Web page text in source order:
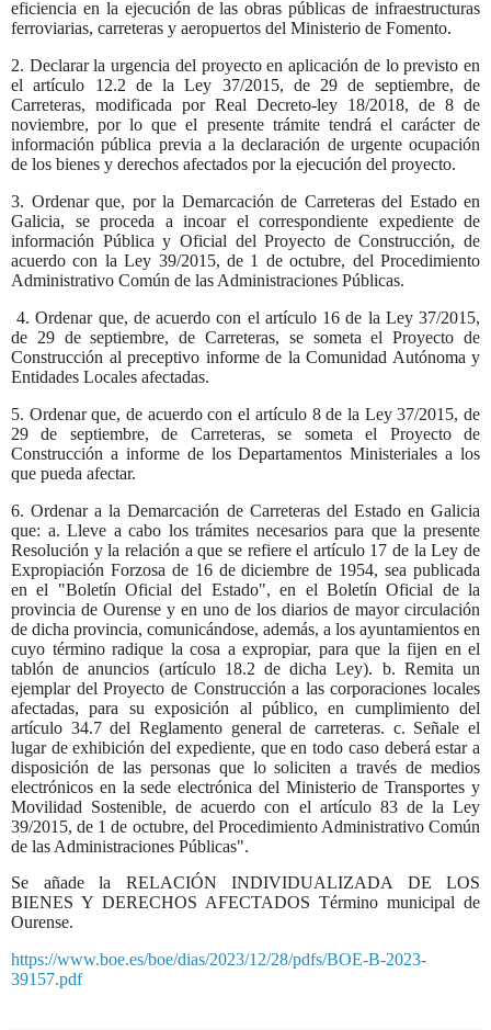
eficiencia en la ejecución de las obras públicas de infraestructuras
ferroviarias, carreteras y aeropuertos del Ministerio de Fomento.
2. Declarar la urgencia del proyecto en aplicación de lo previsto en
el artículo 12.2 de la Ley 37/2015, de 29 de septiembre, de
Carreteras, modificada por Real Decreto-ley 18/2018, de 8 de
noviembre, por lo que el presente trámite tendrá el carácter de
información pública previa a la declaración de urgente ocupación
de los bienes y derechos afectados por la ejecución del proyecto.
3. Ordenar que, por la Demarcación de Carreteras del Estado en
Galicia, se proceda a incoar el correspondiente expediente de
información Pública y Oficial del Proyecto de Construcción, de
acuerdo con la Ley 39/2015, de 1 de octubre, del Procedimiento
Administrativo Común de las Administraciones Públicas.
4. Ordenar que, de acuerdo con el artículo 16 de la Ley 37/2015,
de 29 de septiembre, de Carreteras, se someta el Proyecto de
Construcción al preceptivo informe de la Comunidad Autónoma y
Entidades Locales afectadas.
5. Ordenar que, de acuerdo con el artículo 8 de la Ley 37/2015, de
29 de septiembre, de Carreteras, se someta el Proyecto de
Construcción a informe de los Departamentos Ministeriales a los
que pueda afectar.
6. Ordenar a la Demarcación de Carreteras del Estado en Galicia
que: a. Lleve a cabo los trámites necesarios para que la presente
Resolución y la relación a que se refiere el artículo 17 de la Ley de
Expropiación Forzosa de 16 de diciembre de 1954, sea publicada
en el "Boletín Oficial del Estado", en el Boletín Oficial de la
provincia de Ourense y en uno de los diarios de mayor circulación
de dicha provincia, comunicándose, además, a los ayuntamientos en
cuyo término radique la cosa a expropiar, para que la fijen en el
tablón de anuncios (artículo 18.2 de dicha Ley). b. Remita un
ejemplar del Proyecto de Construcción a las corporaciones locales
afectadas, para su exposición al público, en cumplimiento del
artículo 34.7 del Reglamento general de carreteras. c. Señale el
lugar de exhibición del expediente, que en todo caso deberá estar a
disposición de las personas que lo soliciten a través de medios
electrónicos en la sede electrónica del Ministerio de Transportes y
Movilidad Sostenible, de acuerdo con el artículo 83 de la Ley
39/2015, de 1 de octubre, del Procedimiento Administrativo Común
de las Administraciones Públicas".
Se añade la RELACIÓN INDIVIDUALIZADA DE LOS
BIENES Y DERECHOS AFECTADOS Término municipal de
Ourense.
https://www.boe.es/boe/dias/2023/12/28/pdfs/BOE-B-2023-
39157.pdf